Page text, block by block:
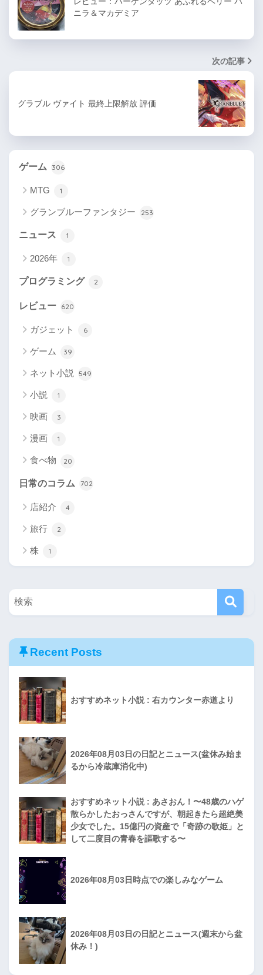
ニラ＆マカデミア
次の記事
グラブル ヴァイト 最終上限解放 評価
ゲーム 306
MTG 1
グランブルーファンタジー 253
ニュース 1
2026年 1
プログラミング 2
レビュー 620
ガジェット 6
ゲーム 39
ネット小説 549
小説 1
映画 3
漫画 1
食べ物 20
日常のコラム 702
店紹介 4
旅行 2
株 1
Recent Posts
おすすめネット小説 : 右カウンター赤道より
2026年08月03日の日記とニュース(盆休み始ま
るから冷蔵庫消化中)
おすすめネット小説 : あさおん！〜48歳のハゲ
散らかしたおっさんですが、朝起きたら超絶美
少女でした。15億円の資産で「奇跡の歌姫」と
して二度目の青春を謳歌する〜
2026年08月03日時点での楽しみなゲーム
2026年08月03日の日記とニュース(週末から盆
休み！)